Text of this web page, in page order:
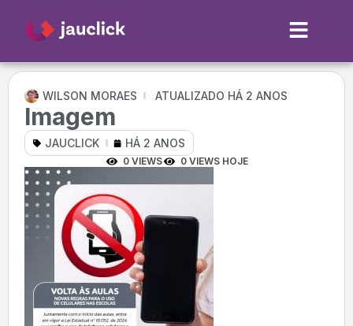
WILSON MORAES ATUALIZADO HÁ 2 ANOS
Imagem
JAUCLICK HÁ 2 ANOS
0 VIEWS 0 VIEWS HOJE